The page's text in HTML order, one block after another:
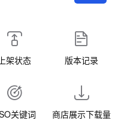
上架状态 版本记录
关键词 商店展示下载量